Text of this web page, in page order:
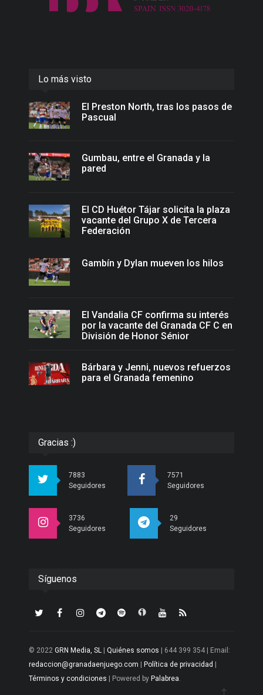
Lo más visto
El Preston North, tras los pasos de
Pascual
Gumbau, entre el Granada y la
pared
El CD Huétor Tájar solicita la plaza
vacante del Grupo X de Tercera
Federación
Gambín y Dylan mueven los hilos
El Vandalia CF confirma su interés
por la vacante del Granada CF C en
División de Honor Sénior
Bárbara y Jenni, nuevos refuerzos
para el Granada femenino
Gracias :)
7883
Seguidores
7571
Seguidores
3736
Seguidores
29
Seguidores
Síguenos
© 2022 GRN Media, SL Quiénes somos | 644 399 354 | Email:
redaccion@granadaenjuego.com
Política de privacidad
Términos y condiciones | Powered by Palabrea.